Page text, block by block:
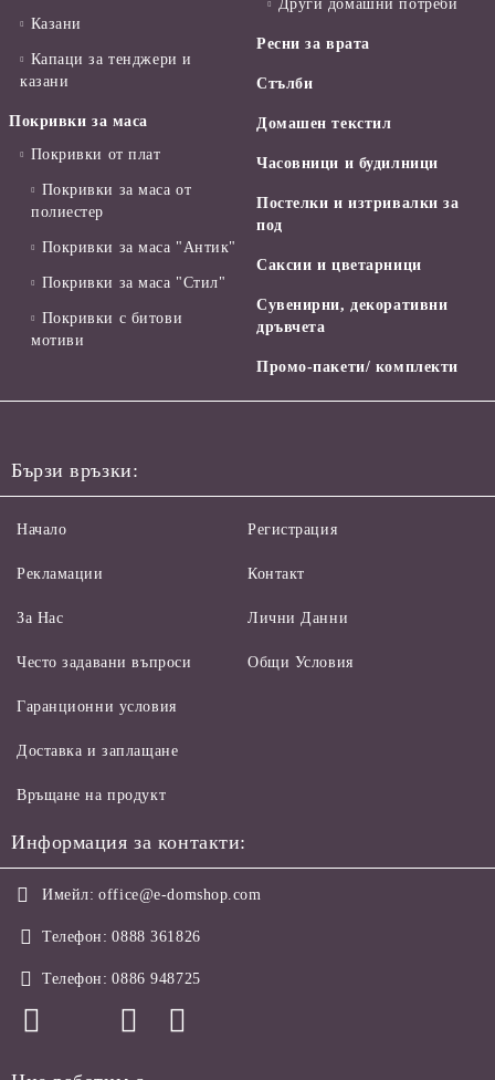
Казани
Капаци за тенджери и
казани
Покривки за маса
Покривки от плат
Покривки за маса от
полиестер
Покривки за маса "Антик"
Покривки за маса "Стил"
Покривки с битови
мотиви
Други домашни потреби
Ресни за врата
Стълби
Домашен текстил
Часовници и будилници
Постелки и изтривалки за
под
Саксии и цветарници
Сувенирни, декоративни
дръвчета
Промо-пакети/ комплекти
Бързи връзки:
Начало
Рекламации
За Нас
Често задавани въпроси
Регистрация
Контакт
Лични Данни
Общи Условия
Гаранционни условия
Доставка и заплащане
Връщане на продукт
Информация за контакти:
Имейл: office@e-domshop.com
Телефон: 0888 361826
Телефон: 0886 948725